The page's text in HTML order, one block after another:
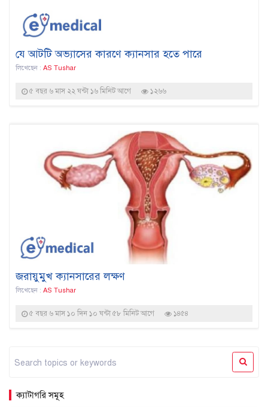
যে আটটি অভ্যাসের কারণে ক্যানসার হতে পারে
লিখেছেন : AS Tushar
৫ বছর ৬ মাস ২২ ঘন্টা ১৬ মিনিট আগে ১২৬৬
জরায়ুমুখ ক্যানসারের লক্ষণ
লিখেছেন : AS Tushar
৫ বছর ৬ মাস ১০ দিন ১০ ঘন্টা ৫৮ মিনিট আগে ১৪৫৪
ক্যাটাগরি সমূহ